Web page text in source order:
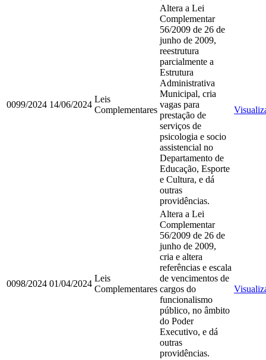
0099/2024 14/06/2024
Leis
Complementares
Altera a Lei
Complementar
56/2009 de 26 de
junho de 2009,
reestrutura
parcialmente a
Estrutura
Administrativa
Municipal, cria
vagas para
prestação de
serviços de
psicologia e socio
assistencial no
Departamento de
Educação, Esporte
e Cultura, e dá
outras
providências.
0098/2024 01/04/2024
Leis
Complementares
Altera a Lei
Complementar
56/2009 de 26 de
junho de 2009,
cria e altera
referências e escala
de vencimentos de
cargos do
funcionalismo
público, no âmbito
do Poder
Executivo, e dá
outras
providências.